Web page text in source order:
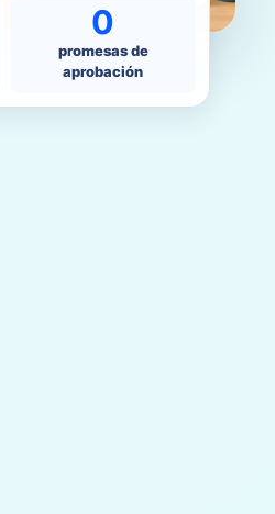
0
promesas de
aprobación